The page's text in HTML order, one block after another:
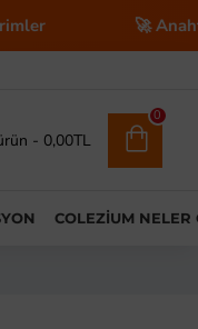
🚀 Anahtar Teslim
- 0,00TL
0
COLEZIUM NELER